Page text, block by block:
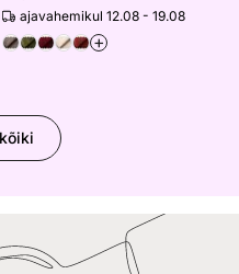
ajavahemikul 12.08 - 19.08
+